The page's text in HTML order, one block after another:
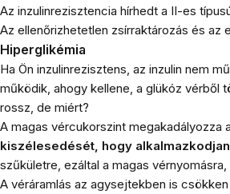
Az inzulinrezisztencia hírhedt a II-es
Az ellenőrizhetetlen zsírraktározás és az
Hiperglikémia
Ha Ön inzulinrezisztens, az inzulin nem
működik, ahogy kellene, a glükóz vérből
rossz, de miért?
A magas vércukorszint
kiszélesedését, hogy
szűkületre, ezáltal a magas
A véráramlás az agysejtekben is